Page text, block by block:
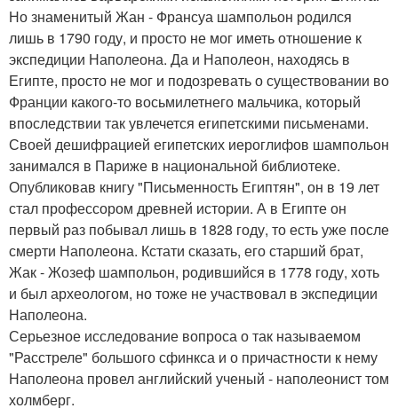
Но знаменитый Жан - Франсуа шампольон родился
лишь в 1790 году, и просто не мог иметь отношение к
экспедиции Наполеона. Да и Наполеон, находясь в
Египте, просто не мог и подозревать о существовании во
Франции какого-то восьмилетнего мальчика, который
впоследствии так увлечется египетскими письменами.
Своей дешифрацией египетских иероглифов шампольон
занимался в Париже в национальной библиотеке.
Опубликовав книгу "Письменность Египтян", он в 19 лет
стал профессором древней истории. А в Египте он
первый раз побывал лишь в 1828 году, то есть уже после
смерти Наполеона. Кстати сказать, его старший брат,
Жак - Жозеф шампольон, родившийся в 1778 году, хоть
и был археологом, но тоже не участвовал в экспедиции
Наполеона.
Серьезное исследование вопроса о так называемом
"Расстреле" большого сфинкса и о причастности к нему
Наполеона провел английский ученый - наполеонист том
холмберг.